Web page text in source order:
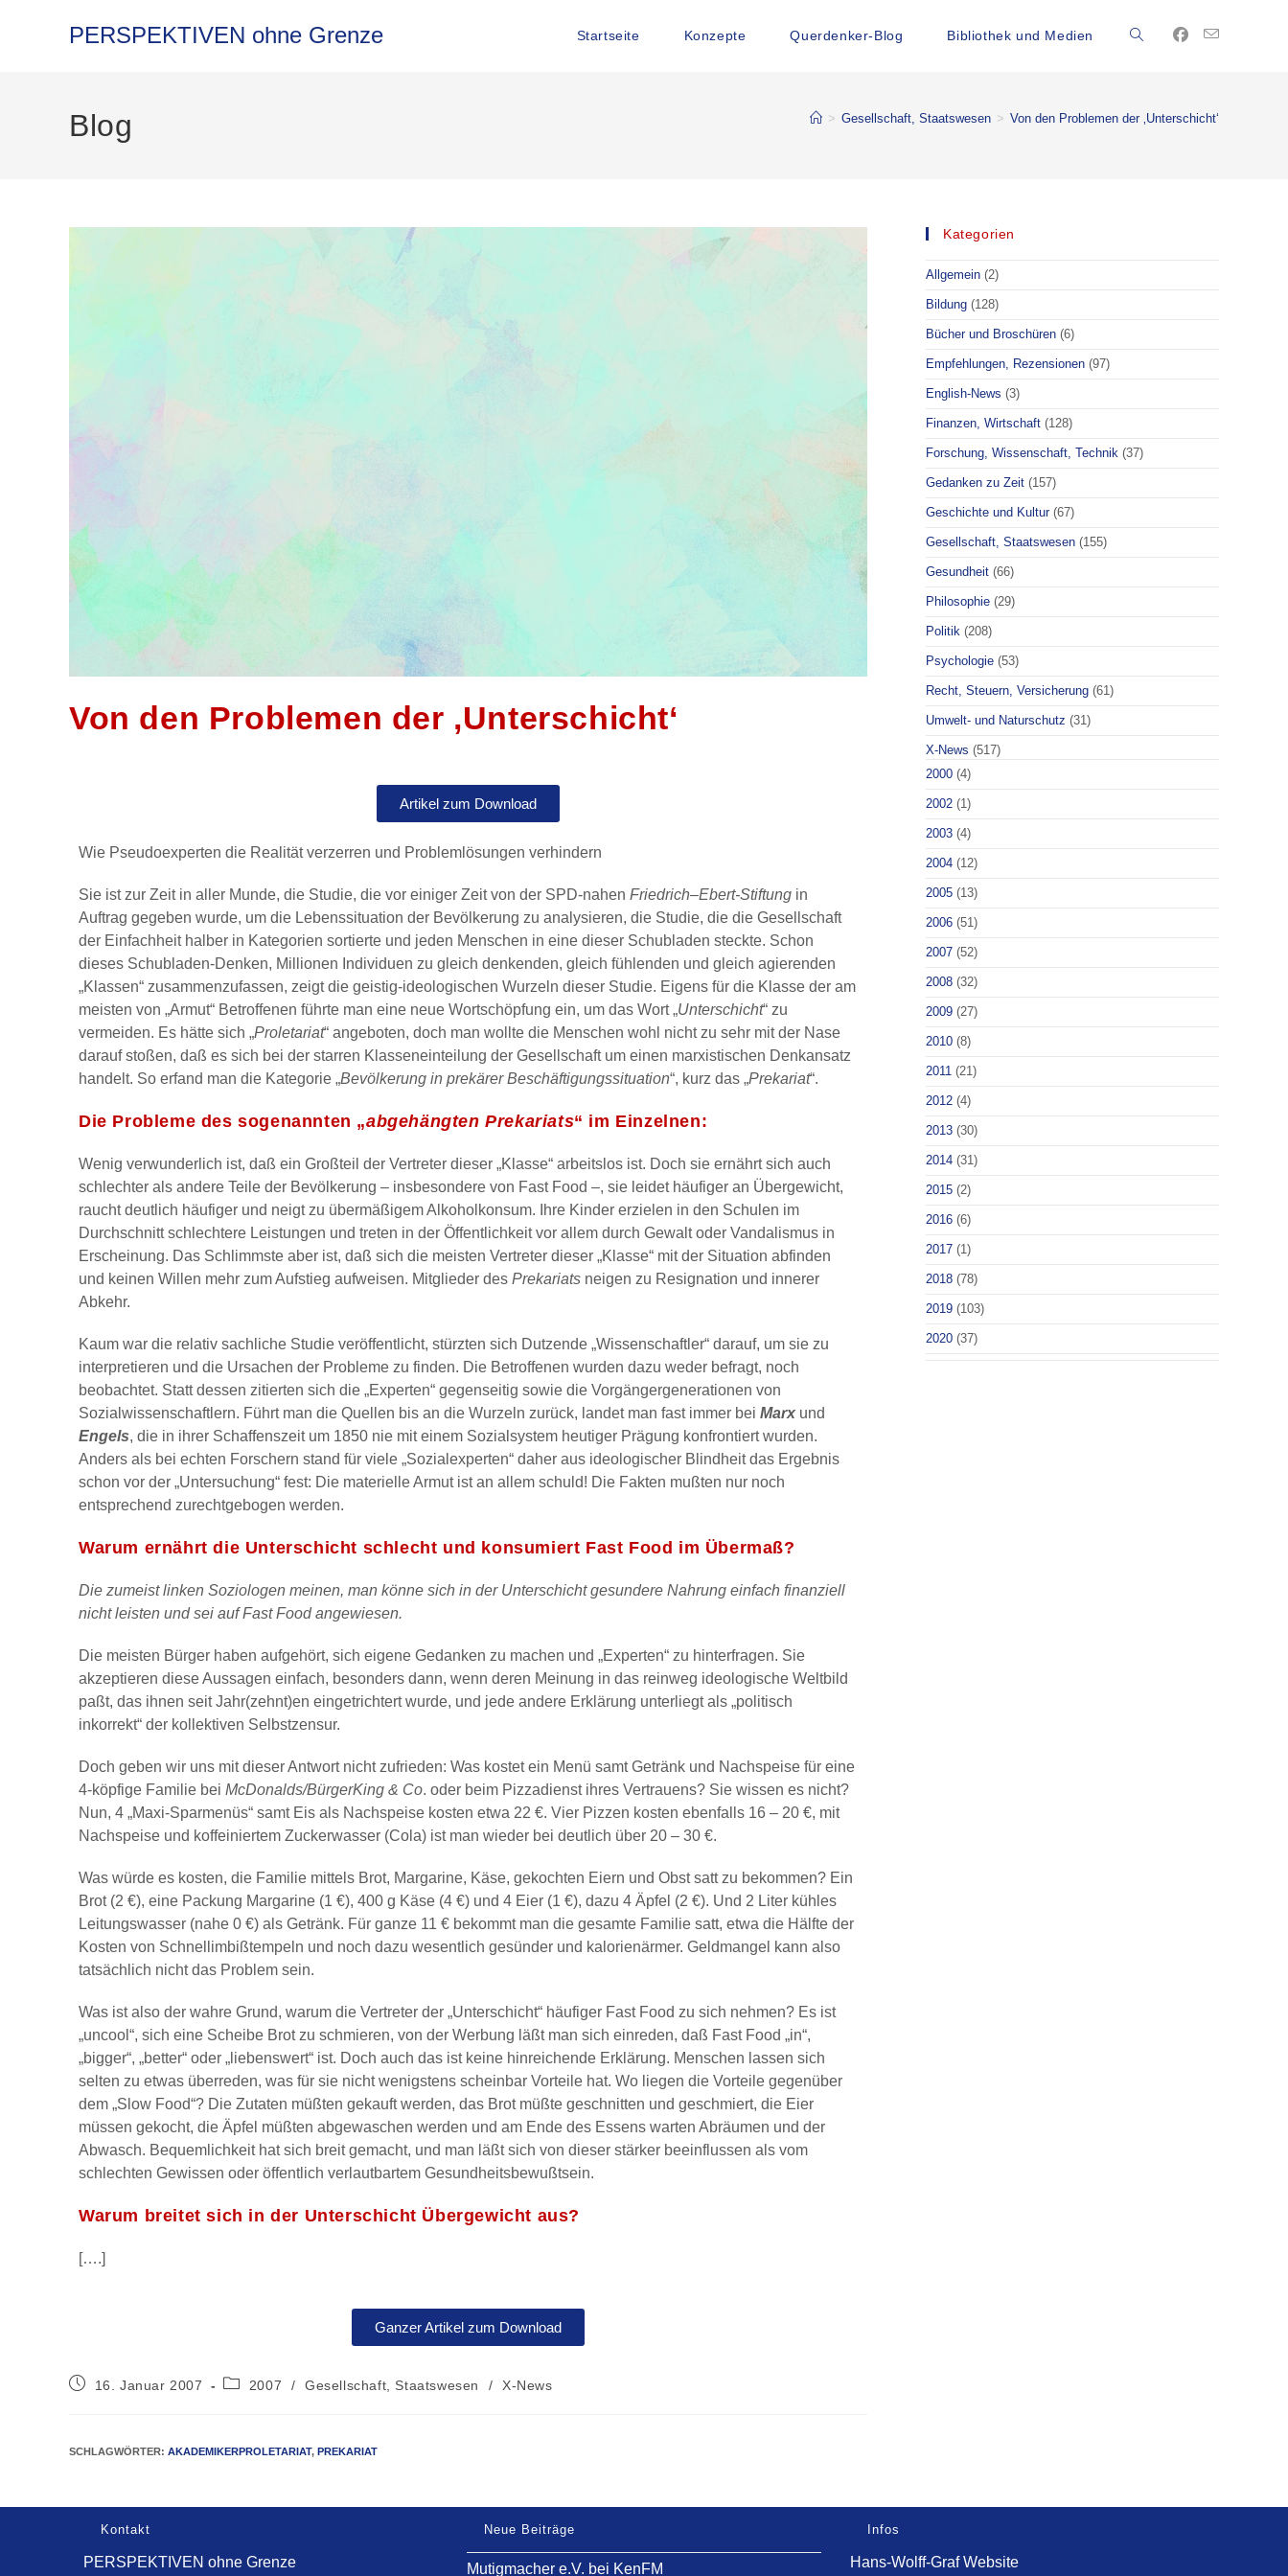
PERSPEKTIVEN ohne Grenze Startseite Konzepte Querdenker-Blog Bibliothek und Medien
Blog > Gesellschaft, Staatswesen > Von den Problemen der ‚Unterschicht‘
Von den Problemen der ‚Unterschicht‘
Artikel zum Download
Wie Pseudoexperten die Realität verzerren und Problemlösungen verhindern
Sie ist zur Zeit in aller Munde, die Studie, die vor einiger Zeit von der SPD-nahen Friedrich–Ebert-Stiftung in
Auftrag gegeben wurde, um die Lebenssituation der Bevölkerung zu analysieren, die Studie, die die Gesellschaft
der Einfachheit halber in Kategorien sortierte und jeden Menschen in eine dieser Schubladen steckte. Schon
dieses Schubladen-Denken, Millionen Individuen zu gleich denkenden, gleich fühlenden und gleich agierenden
„Klassen“ zusammenzufassen, zeigt die geistig-ideologischen Wurzeln dieser Studie. Eigens für die Klasse der am
meisten von „Armut“ Betroffenen führte man eine neue Wortschöpfung ein, um das Wort „Unterschicht“ zu
vermeiden. Es hätte sich „Proletariat“ angeboten, doch man wollte die Menschen wohl nicht zu sehr mit der Nase
darauf stoßen, daß es sich bei der starren Klasseneinteilung der Gesellschaft um einen marxistischen Denkansatz
handelt. So erfand man die Kategorie „Bevölkerung in prekärer Beschäftigungssituation“, kurz das „Prekariat“.
Die Probleme des sogenannten „abgehängten Prekariats“ im Einzelnen:
Wenig verwunderlich ist, daß ein Großteil der Vertreter dieser „Klasse“ arbeitslos ist. Doch sie ernährt sich auch
schlechter als andere Teile der Bevölkerung – insbesondere von Fast Food –, sie leidet häufiger an Übergewicht,
raucht deutlich häufiger und neigt zu übermäßigem Alkoholkonsum. Ihre Kinder erzielen in den Schulen im
Durchschnitt schlechtere Leistungen und treten in der Öffentlichkeit vor allem durch Gewalt oder Vandalismus in
Erscheinung. Das Schlimmste aber ist, daß sich die meisten Vertreter dieser „Klasse“ mit der Situation abfinden
und keinen Willen mehr zum Aufstieg aufweisen. Mitglieder des Prekariats neigen zu Resignation und innerer
Abkehr.
Kaum war die relativ sachliche Studie veröffentlicht, stürzten sich Dutzende „Wissenschaftler“ darauf, um sie zu
interpretieren und die Ursachen der Probleme zu finden. Die Betroffenen wurden dazu weder befragt, noch
beobachtet. Statt dessen zitierten sich die „Experten“ gegenseitig sowie die Vorgängergenerationen von
Sozialwissenschaftlern. Führt man die Quellen bis an die Wurzeln zurück, landet man fast immer bei Marx und
Engels, die in ihrer Schaffenszeit um 1850 nie mit einem Sozialsystem heutiger Prägung konfrontiert wurden.
Anders als bei echten Forschern stand für viele „Sozialexperten“ daher aus ideologischer Blindheit das Ergebnis
schon vor der „Untersuchung“ fest: Die materielle Armut ist an allem schuld! Die Fakten mußten nur noch
entsprechend zurechtgebogen werden.
Warum ernährt die Unterschicht schlecht und konsumiert Fast Food im Übermaß?
Die zumeist linken Soziologen meinen, man könne sich in der Unterschicht gesundere Nahrung einfach finanziell
nicht leisten und sei auf Fast Food angewiesen.
Die meisten Bürger haben aufgehört, sich eigene Gedanken zu machen und „Experten“ zu hinterfragen. Sie
akzeptieren diese Aussagen einfach, besonders dann, wenn deren Meinung in das reinweg ideologische Weltbild
paßt, das ihnen seit Jahr(zehnt)en eingetrichtert wurde, und jede andere Erklärung unterliegt als „politisch
inkorrekt“ der kollektiven Selbstzensur.
Doch geben wir uns mit dieser Antwort nicht zufrieden: Was kostet ein Menü samt Getränk und Nachspeise für eine
4-köpfige Familie bei McDonalds/BürgerKing & Co. oder beim Pizzadienst ihres Vertrauens? Sie wissen es nicht?
Nun, 4 „Maxi-Sparmenüs“ samt Eis als Nachspeise kosten etwa 22 €. Vier Pizzen kosten ebenfalls 16 – 20 €, mit
Nachspeise und koffeiniertem Zuckerwasser (Cola) ist man wieder bei deutlich über 20 – 30 €.
Was würde es kosten, die Familie mittels Brot, Margarine, Käse, gekochten Eiern und Obst satt zu bekommen? Ein
Brot (2 €), eine Packung Margarine (1 €), 400 g Käse (4 €) und 4 Eier (1 €), dazu 4 Äpfel (2 €). Und 2 Liter kühles
Leitungswasser (nahe 0 €) als Getränk. Für ganze 11 € bekommt man die gesamte Familie satt, etwa die Hälfte der
Kosten von Schnellimbißtempeln und noch dazu wesentlich gesünder und kalorienärmer. Geldmangel kann also
tatsächlich nicht das Problem sein.
Was ist also der wahre Grund, warum die Vertreter der „Unterschicht“ häufiger Fast Food zu sich nehmen? Es ist
„uncool“, sich eine Scheibe Brot zu schmieren, von der Werbung läßt man sich einreden, daß Fast Food „in“,
„bigger“, „better“ oder „liebenswert“ ist. Doch auch das ist keine hinreichende Erklärung. Menschen lassen sich
selten zu etwas überreden, was für sie nicht wenigstens scheinbar Vorteile hat. Wo liegen die Vorteile gegenüber
dem „Slow Food“? Die Zutaten müßten gekauft werden, das Brot müßte geschnitten und geschmiert, die Eier
müssen gekocht, die Äpfel müßten abgewaschen werden und am Ende des Essens warten Abräumen und der
Abwasch. Bequemlichkeit hat sich breit gemacht, und man läßt sich von dieser stärker beeinflussen als vom
schlechten Gewissen oder öffentlich verlautbartem Gesundheitsbewußtsein.
Warum breitet sich in der Unterschicht Übergewicht aus?
[….]
Ganzer Artikel zum Download
16. Januar 2007 2007 / Gesellschaft, Staatswesen / X-News
SCHLAGWÖRTER: AKADEMIKERPROLETARIAT, PREKARIAT
Kategorien
Allgemein (2)
Bildung (128)
Bücher und Broschüren (6)
Empfehlungen, Rezensionen (97)
English-News (3)
Finanzen, Wirtschaft (128)
Forschung, Wissenschaft, Technik (37)
Gedanken zu Zeit (157)
Geschichte und Kultur (67)
Gesellschaft, Staatswesen (155)
Gesundheit (66)
Philosophie (29)
Politik (208)
Psychologie (53)
Recht, Steuern, Versicherung (61)
Umwelt- und Naturschutz (31)
X-News (517)
2000 (4)
2002 (1)
2003 (4)
2004 (12)
2005 (13)
2006 (51)
2007 (52)
2008 (32)
2009 (27)
2010 (8)
2011 (21)
2012 (4)
2013 (30)
2014 (31)
2015 (2)
2016 (6)
2017 (1)
2018 (78)
2019 (103)
2020 (37)
Kontakt
PERSPEKTIVEN ohne Grenze
Neue Beiträge
Mutigmacher e.V. bei KenFM
Infos
Hans-Wolff-Graf Website